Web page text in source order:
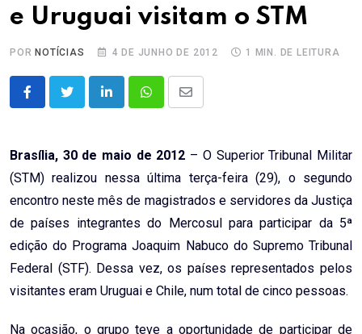
e Uruguai visitam o STM
POR NOTÍCIAS 4 DE JUNHO DE 2012 1 MIN. DE LEITURA
LinkedInWhatsappShare
Email
Brasília, 30 de maio de 2012 – O Superior Tribunal Militar
(STM) realizou nessa última terça-feira (29), o segundo
encontro neste mês de magistrados e servidores da Justiça
de países integrantes do Mercosul para participar da 5ª
edição do Programa Joaquim Nabuco do Supremo Tribunal
Federal (STF). Dessa vez, os países representados pelos
visitantes eram Uruguai e Chile, num total de cinco pessoas.
Na ocasião, o grupo teve a oportunidade de participar de